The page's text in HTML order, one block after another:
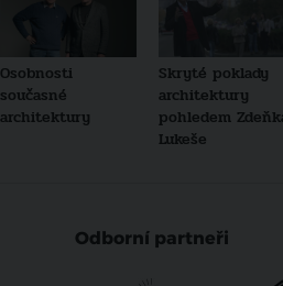
Osobnosti
současné
architektury
Skryté poklady
architektury
pohledem
Lukeše
Odborní partneři